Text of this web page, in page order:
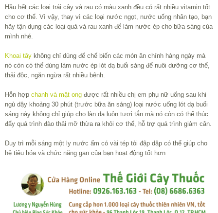
Hầu hết các loại trái cây và rau có màu xanh đều có rất nhiều vitamin tốt
cho cơ thể. Vì vậy, thay vì các loại nước ngọt, nước uống nhân tạo, bạn
hãy tận dụng các loại quả và rau xanh để làm nước ép cho bữa sáng của
mình nhé.
Khoai tây không chỉ dùng để chế biến các món ăn chính hàng ngày mà
nó còn có thể dùng làm nước ép lót dạ buổi sáng để nuôi dưỡng cơ thể,
thải độc, ngăn ngừa rất nhiều bệnh.
Hỗn hợp chanh và mật ong được rất nhiều chị em phụ nữ uống sau khi
ngủ dậy khoảng 30 phút (trước bữa ăn sáng) loại nước uống lót dạ buổi
sáng này không chỉ giúp cho làn da luôn tươi tắn mà nó còn có thể thúc
đẩy quá trình đào thải mỡ thừa ra khỏi cơ thể, hỗ trợ quá trình giảm cân.
Duy trì mỗi sáng một ly nước ấm có vài tép tỏi đập dập có thể giúp cho
hệ tiêu hóa và chức năng gan của bạn hoạt động tốt hơn